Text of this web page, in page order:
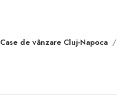
Case de vânzare Cluj-Napoca